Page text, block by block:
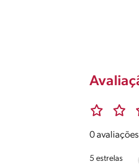
0 avaliações
5 estrelas